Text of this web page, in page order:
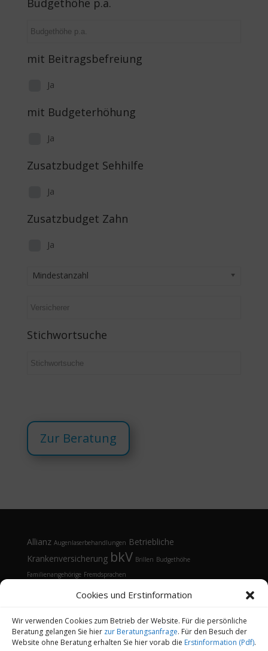
Cookies und Erstinformation
Wir verwenden Cookies zum Betrieb der Website. Für die persönliche
Beratung gelangen Sie hier zur Beratungsanfrage. Für den Besuch der
Website ohne Beratung erhalten Sie hier vorab die Erstinformation (Pdf).
mit Beitragsbefreiung
Ja
mit Budgeterhöhung
Ja
Zusatzbudget Sehhilfe
Ja
Zusatzbudget Zahn
Ja
Mindestanzahl
Stichwortsuche
Zur Beratung
Allianz Augenlaserbehandlungen Betriebliche
Krankenversicherung bkV Brillen Budgethöhe
Familienangehörige Fremdsprachen
Gesundheitsmanagement
Sonnenbrille Tarifvergleich Vorsorgeuntersuchungen Vorteile
Öffnungsfenster